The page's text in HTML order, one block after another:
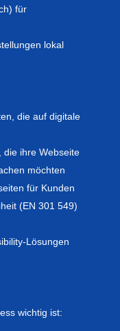
für
lokal
die auf digitale
die ihre Webseite
möchten
für Kunden
(EN 301 549)
Lösungen
wichtig ist: